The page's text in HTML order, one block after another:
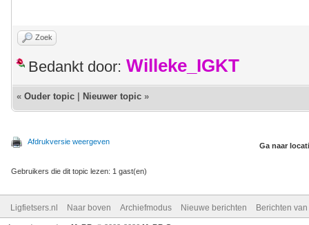
Zoek
Bedankt door: Willeke_IGKT
« Ouder topic Nieuwer topic »
Afdrukversie weergeven Ga naar
Gebruikers die dit topic lezen: 1 gast(en)
Ligfietsers.nl Naar boven Archiefmodus Nieuwe berichten Berichten